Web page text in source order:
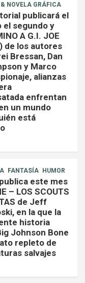
NOVELA GRÁFICA
publicará el
el segundo y
A G.I. JOE
de los autores
Bressan, Dan
y Marco
alianzas
enfrentan
un mundo
está
FANTASÍA HUMOR
este mes
– LOS SCOUTS
de Jeff
en la que la
historia
Johnson Bone
repleto de
salvajes